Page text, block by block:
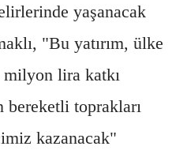
yaşanacak
"Bu yatırım, ülke
lira katkı
bereketli toprakları
kazanacak"